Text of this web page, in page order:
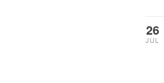
26
JUL